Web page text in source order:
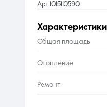
характеристики
Общая площадь
Отопление
Ремонт
Арт.1015110590